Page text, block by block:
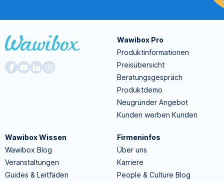
Wawibox Pro
Produktinformationen
Preisübersicht
Beratungsgespräch
Produktdemo
Neugründer Angebot
Kunden werben Kunden
Wawibox Wissen
Wawibox Blog
Veranstaltungen
Guides & Leitfäden
Firmeninfos
Über uns
Karriere
People & Culture Blog